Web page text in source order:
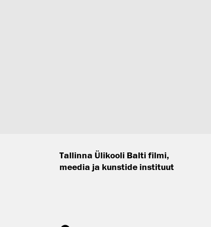
Tallinna Ülikooli Balti filmi,
meedia ja kunstide instituut